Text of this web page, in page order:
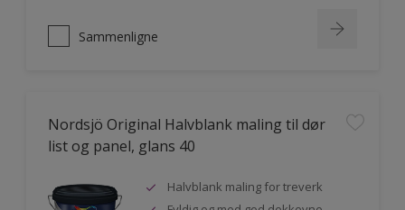
Sammenligne
Nordsjö Original Halvblank maling til dør
list og panel, glans 40
Halvblank maling for treverk